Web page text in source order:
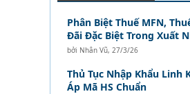
Phân Biệt Thuế MFN,
Đãi Đặc Biệt Trong Xuất
bởi Nhân Vũ, 27/3/26
Thủ Tục Nhập Khẩu Linh
Áp Mã HS Chuẩn